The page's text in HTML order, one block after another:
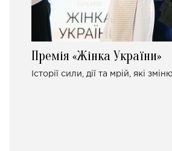
Премія «Жінка України»
Історії сили, дії та мрій, які